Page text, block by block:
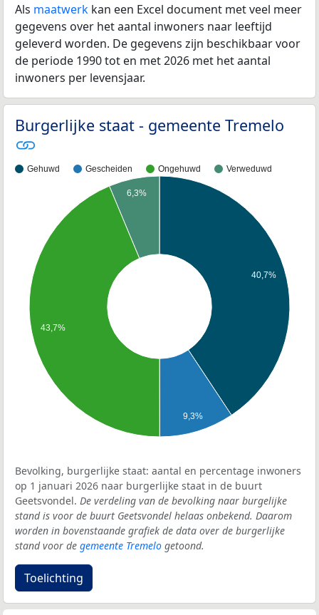
Als maatwerk kan een Excel document met veel meer
gegevens over het aantal inwoners naar leeftijd
geleverd worden. De gegevens zijn beschikbaar voor
de periode 1990 tot en met 2026 met het aantal
inwoners per levensjaar.
Burgerlijke staat - gemeente Tremelo
Gehuwd Gescheiden Ongehuwd Verweduwd
40,7%
9,3%
6,3%
43,7%
Bevolking, burgerlijke staat: aantal en percentage inwoners
op 1 januari 2026 naar burgerlijke staat in de buurt
Geetsvondel. De verdeling van de bevolking naar burgelijke
stand is voor de buurt Geetsvondel helaas onbekend. Daarom
worden in bovenstaande grafiek de data over de burgerlijke
stand voor de gemeente Tremelo getoond.
Toelichting